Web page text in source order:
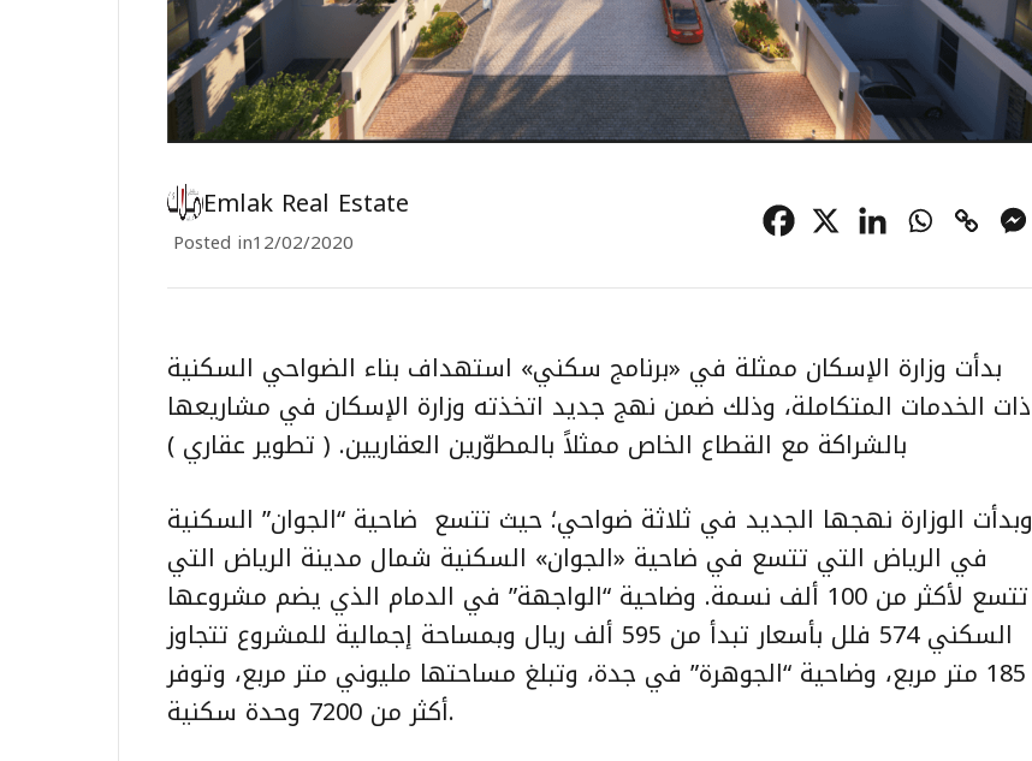
Emlak Real Estate
Posted in12/02/2020
بدأت وزارة الإسكان ممثلة في «برنامج سكني» استهداف بناء الضواحي السكنية
ذات الخدمات المتكاملة، وذلك ضمن نهج جديد اتخذته وزارة الإسكان في مشاريعها
بالشراكة مع القطاع الخاص ممثلاً بالمطوّرين العقاريين. ( تطوير عقاري )
وبدأت الوزارة نهجها الجديد في ثلاثة ضواحي؛ حيث تتسع ضاحية “الجوان” السكنية
في الرياض التي تتسع في ضاحية «الجوان» السكنية شمال مدينة الرياض التي
تتسع لأكثر من 100 ألف نسمة. وضاحية “الواجهة” في الدمام الذي يضم مشروعها
السكني 574 فلل بأسعار تبدأ من 595 ألف ريال وبمساحة إجمالية للمشروع تتجاوز
185 متر مربع، وضاحية “الجوهرة” في جدة، وتبلغ مساحتها مليوني متر مربع، وتوفر
أكثر من 7200 وحدة سكنية.